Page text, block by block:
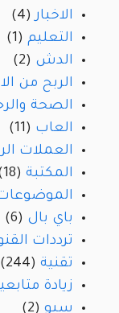
الاخبار(4)
التعليم (1)
الدش (2)
الربح من
الصحة
العاب (11)
العملات
المكتبة (18)
باي بال (6)
ترددات
تقنية (244)
زيادة
سيو (2)